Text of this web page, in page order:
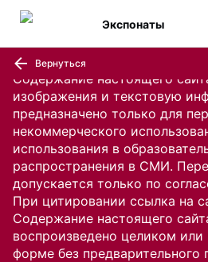
Содержание настоящего
изображения и текстовую
предназначено только для
некоммерческого
использования в
распространения в СМИ.
допускается только по
При цитировании ссылка на
Содержание настоящего
воспроизведено целиком
форме без предварительного
Экспонаты
Вернуться